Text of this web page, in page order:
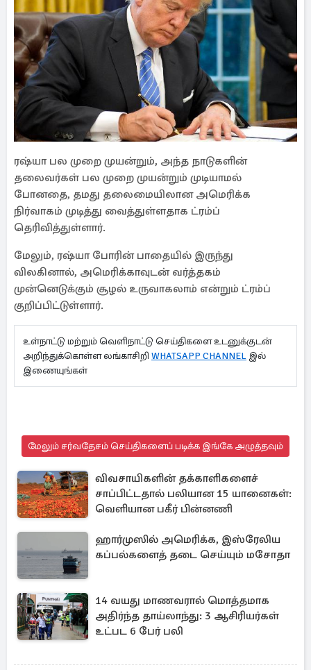
ரஷ்யா பல முறை முயன்றும், அந்த நாடுகளின்
தலைவர்கள் பல முறை முயன்றும் முடியாமல்
போனதை, தமது தலைமையிலான அமெரிக்க
நிர்வாகம் முடித்து வைத்துள்ளதாக ட்ரம்ப்
தெரிவித்துள்ளார்.
மேலும், ரஷ்யா போரின் பாதையில் இருந்து
விலகினால், அமெரிக்காவுடன் வர்த்தகம்
முன்னெடுக்கும் சூழல் உருவாகலாம் என்றும் ட்ரம்ப்
குறிப்பிட்டுள்ளார்.
உள்நாட்டு மற்றும் வெளிநாட்டு செய்திகளை உடனுக்குடன்
அறிந்துக்கொள்ள லங்காசிறி WHATSAPP CHANNEL இல்
இணையுங்கள்
மேலும் சர்வதேசம் செய்திகளைப் படிக்க இங்கே அழுத்தவும்
விவசாயிகளின் தக்காளிகளைச்
சாப்பிட்டதால் பலியான 15 யானைகள்:
வெளியான பகீர் பின்னணி
ஹார்முஸில் அமெரிக்க, இஸ்ரேலிய
கப்பல்களைத் தடை செய்யும் மசோதா
14 வயது மாணவரால் மொத்தமாக
அதிர்ந்த தாய்லாந்து: 3 ஆசிரியர்கள்
உட்பட 6 பேர் பலி